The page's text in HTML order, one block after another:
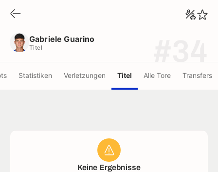
Gabriele Guarino
Titel
Statistiken Verletzungen Titel Alle Tore Transfers
Keine Ergebnisse